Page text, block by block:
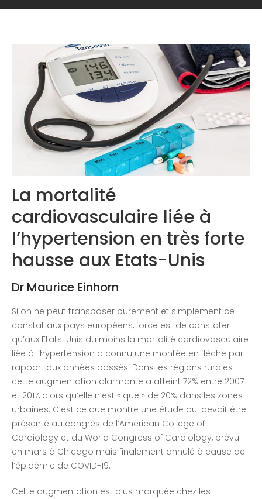
Congrès 2020
La mortalité
cardiovasculaire liée à
l’hypertension en très forte
hausse aux Etats-Unis
Dr Maurice Einhorn
Si on ne peut transposer purement et simplement ce
constat aux pays européens, force est de constater
qu’aux Etats-Unis du moins la mortalité cardiovasculaire
liée à l’hypertension a connu une montée en flèche par
rapport aux années passés. Dans les régions rurales
cette augmentation alarmante a atteint 72% entre 2007
et 2017, alors qu’elle n’est « que » de 20% dans les zones
urbaines. C’est ce que montre une étude qui devait être
présenté au congrès de l’American College of
Cardiology et du World Congress of Cardiology, prévu
en mars à Chicago mais finalement annulé à cause de
l’épidémie de COVID-19.
Cette augmentation est plus marquée chez les